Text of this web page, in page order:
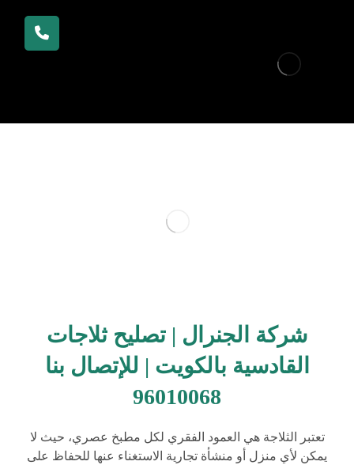
شركة الجنرال | تصليح ثلاجات
القادسية بالكويت | للإتصال بنا
96010068
تعتبر الثلاجة هي العمود الفقري لكل مطبخ عصري، حيث لا
يمكن لأي منزل أو منشأة تجارية الاستغناء عنها للحفاظ على